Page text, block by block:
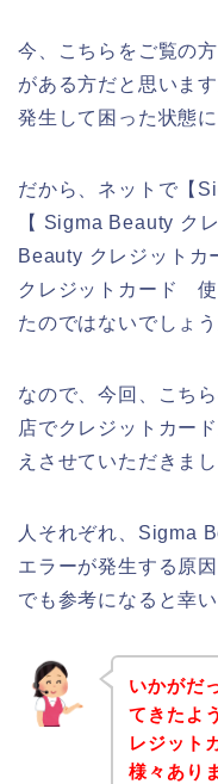
今、こちらをご覧の
がある方だと思いま
発生して困った状態
だから、ネットで【
【 Sigma Beauty ク
Beauty クレジット
クレジットカード 使
たのではないでしょう
なので、今回、こち
店でクレジットカー
えさせていただきまし
人それぞれ、Sigma
エラーが発生する原
でも参考になると幸い
いかがだ
てきたよ
レジット
様々あり